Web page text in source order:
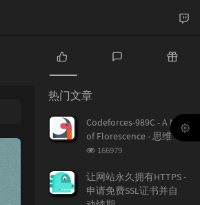
热
门
文
章
章
热门文章
Codeforces-989C - A Mist
of Florescence - 思维
浏
次
数:
166979
让网站永久拥有HTTPS -
申请免费SSL证书并自